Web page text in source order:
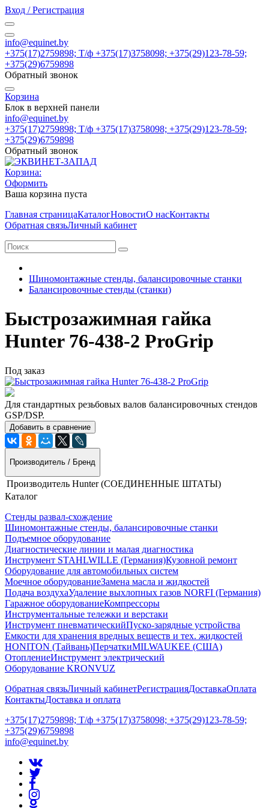
Вход / Регистрация
info@equinet.by
+375(17)2759898; Т/ф +375(17)3758098; +375(29)123-78-59;
+375(29)6759898
Обратный звонок
Корзина
Блок в верхней панели
info@equinet.by
+375(17)2759898; Т/ф +375(17)3758098; +375(29)123-78-59;
+375(29)6759898
Обратный звонок
Корзина:
Оформить
Ваша корзина пуста
Главная страницаКаталогНовостиО насКонтакты
Обратная связьЛичный кабинет
Шиномонтажные стенды, балансировочные станки
Балансировочные стенды (станки)
Быстрозажимная гайка
Hunter 76-438-2 ProGrip
Под заказ
Для стандартных резьбовых валов балансировочных стендов
GSP/DSP.
Добавить в сравнение
Производитель / Бренд
Производитель Hunter (СОЕДИНЕННЫЕ ШТАТЫ)
Каталог
Стенды развал-схождение
Шиномонтажные стенды, балансировочные станки
Подъемное оборудование
Диагностические линии и малая диагностика
Инструмент STAHLWILLE (Германия)Кузовной ремонт
Оборудование для автомобильных систем
Моечное оборудованиеЗамена масла и жидкостей
Подача воздухаУдаление выхлопных газов NORFI (Германия)
Гаражное оборудованиеКомпрессоры
Инструментальные тележки и верстаки
Инструмент пневматическийПуско-зарядные устройства
Емкости для хранения вредных веществ и тех. жидкостей
HONITON (Тайвань)ПерчаткиMILWAUKEE (США)
ОтоплениеИнструмент электрический
Оборудование KRONVUZ
Обратная связьЛичный кабинетРегистрацияДоставкаОплата
КонтактыДоставка и оплата
+375(17)2759898; Т/ф +375(17)3758098; +375(29)123-78-59;
+375(29)6759898
info@equinet.by